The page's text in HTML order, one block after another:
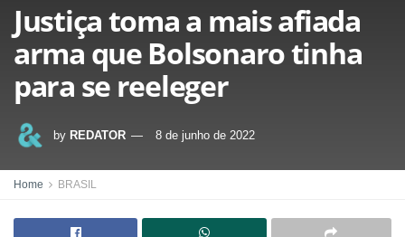
Justiça toma a mais afiada
arma que Bolsonaro tinha
para se reeleger
by REDATOR 8 de junho de 2022
Home BRASIL